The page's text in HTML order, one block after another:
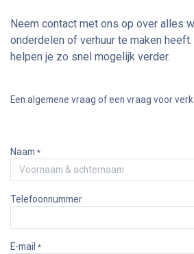
Neem contact met ons op over alles
onderdelen of verhuur te maken
helpen je zo snel mogelijk verder.
Een algemene vraag of een vraag voor
Naam *
Telefoonnummer
E-mail *